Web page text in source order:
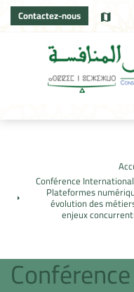
Contactez-nous
Conférence
Plateformes
évolution des
enjeux